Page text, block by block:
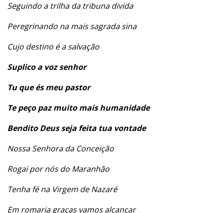
Seguindo a trilha da tribuna divida
Peregrinando na mais sagrada sina
Cujo destino é a salvação
Suplico a voz senhor
Tu que és meu pastor
Te peço paz muito mais humanidade
Bendito Deus seja feita tua vontade
Nossa Senhora da Conceição
Rogai por nós do Maranhão
Tenha fé na Virgem de Nazaré
Em romaria graças vamos alcançar